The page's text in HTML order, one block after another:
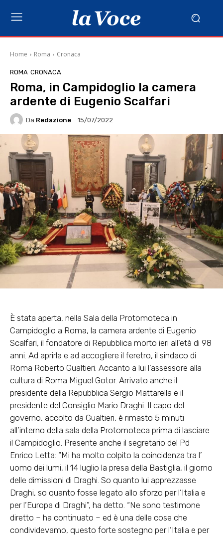
Home Roma Cronaca
ROMA CRONACA
Roma, in Campidoglio la camera
ardente di Eugenio Scalfari
Da Redazione 15/07/2022
È stata aperta, nella Sala della Protomoteca in
Campidoglio a Roma, la camera ardente di Eugenio
Scalfari, il fondatore di Repubblica morto ieri all’età di 98
anni. Ad aprirla e ad accogliere il feretro, il sindaco di
Roma Roberto Gualtieri. Accanto a lui l’assessore alla
cultura di Roma Miguel Gotor. Arrivato anche il
presidente della Repubblica Sergio Mattarella e il
presidente del Consiglio Mario Draghi. Il capo del
governo, accolto da Gualtieri, è rimasto 5 minuti
all’interno della sala della Protomoteca prima di lasciare
il Campidoglio. Presente anche il segretario del Pd
Enrico Letta: “Mi ha molto colpito la coincidenza tra l’
uomo dei lumi, il 14 luglio la presa della Bastiglia, il giorno
delle dimissioni di Draghi. So quanto lui apprezzasse
Draghi, so quanto fosse legato allo sforzo per l’Italia e
per l’Europa di Draghi”, ha detto. “Ne sono testimone
diretto – ha continuato – ed è una delle cose che
condividevamo, questo forte sostegno per l’Italia e per